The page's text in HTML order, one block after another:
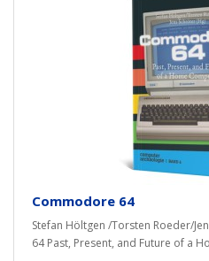
Commodore 64
Stefan Höltgen /Torsten Roeder/
64 Past, Present, and Future of a